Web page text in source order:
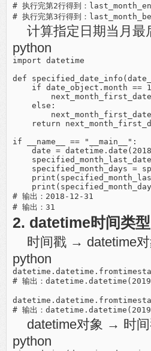
# 执行完第2行得到：
计算指定日期当月最
python
import datetime
def
if date_object.month ==
    else:
return
if __name__ == "__main__":
date =
specified_month_days =
# 输出：2018-12-31
2. datetime时间类
时间戳 → datetime
python
# 输出：
datetime对象 → 时
python